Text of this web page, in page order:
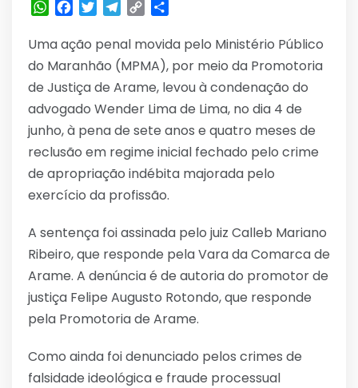
WhatsApp
Facebook
TwitterTelegram
Copy
Uma ação penal movida pelo Ministério Público
do Maranhão (MPMA), por meio da Promotoria
de Justiça de Arame, levou à condenação do
advogado Wender Lima de Lima, no dia 4 de
junho, à pena de sete anos e quatro meses de
reclusão em regime inicial fechado pelo crime
de apropriação indébita majorada pelo
exercício da profissão.
A sentença foi assinada pelo juiz Calleb Mariano
Ribeiro, que responde pela Vara da Comarca de
Arame. A denúncia é de autoria do promotor de
justiça Felipe Augusto Rotondo, que responde
pela Promotoria de Arame.
Como ainda foi denunciado pelos crimes de
falsidade ideológica e fraude processual